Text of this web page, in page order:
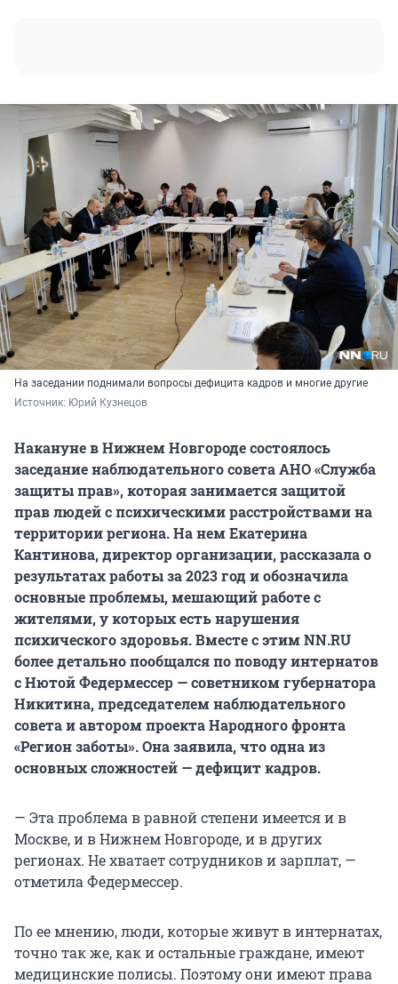
На заседании поднимали вопросы дефицита кадров и многие другие
Источник: Юрий Кузнецов
Накануне в Нижнем Новгороде состоялось
заседание наблюдательного совета АНО «Служба
защиты прав», которая занимается защитой
прав людей с психическими расстройствами на
территории региона. На нем Екатерина
Кантинова, директор организации, рассказала о
результатах работы за 2023 год и обозначила
основные проблемы, мешающий работе с
жителями, у которых есть нарушения
психического здоровья. Вместе с этим NN.RU
более детально пообщался по поводу интернатов
с Нютой Федермессер — советником губернатора
Никитина, председателем наблюдательного
совета и автором проекта Народного фронта
«Регион заботы». Она заявила, что одна из
основных сложностей — дефицит кадров.
— Эта проблема в равной степени имеется и в
Москве, и в Нижнем Новгороде, и в других
регионах. Не хватает сотрудников и зарплат, —
отметила Федермессер.
По ее мнению, люди, которые живут в интернатах,
точно так же, как и остальные граждане, имеют
медицинские полисы. Поэтому они имеют права